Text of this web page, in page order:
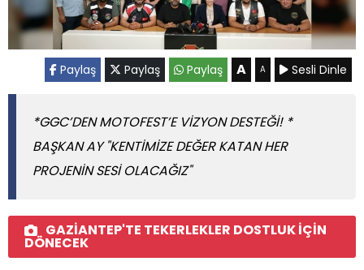
Paylaş Paylaş Paylaş A A Sesli Dinle
*GGC’DEN MOTOFEST’E VİZYON DESTEĞİ! *
BAŞKAN AY "KENTİMİZE DEĞER KATAN HER
PROJENİN SESİ OLACAĞIZ"
GAZİANTEP'TE TEKERLEKLER DOSTLUK İÇİN
DÖNECEK